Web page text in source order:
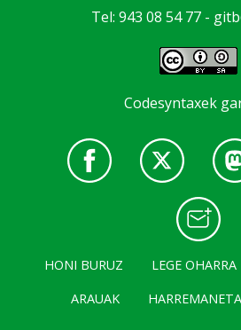
Tel: 943 08 54 77 -
Codesyntaxek
HONI BURUZ LEGE OHARRA
ARAUAK